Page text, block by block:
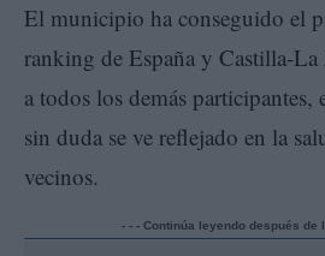
El municipio ha conseguido el
ranking de España y Castilla-
a todos los demás participantes,
sin duda se ve reflejado en la
vecinos.
- - - Continúa leyendo después de